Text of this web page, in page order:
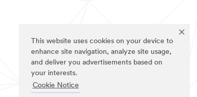
This website uses cookies on your device to
enhance site navigation, analyze site usage,
and deliver you advertisements based on
your interests.
Cookie Notice